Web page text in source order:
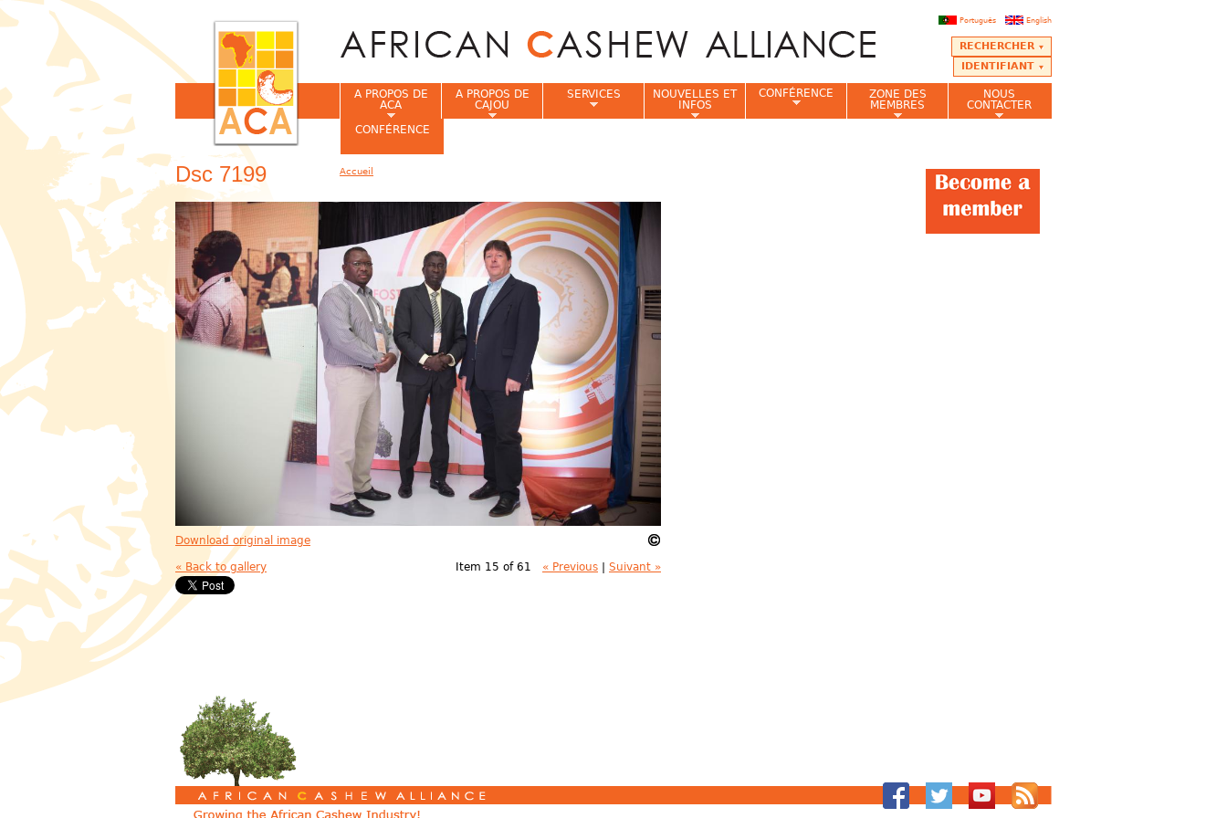
English
Português
RECHERCHER
IDENTIFIANT
Dsc 7199
Download original image
« Back to gallery Item 15 of 61 « Previous Suivant »
A PROPOS DE
ACA
A PROPOS DE
CAJOU
SERVICES
NOUVELLES ET
INFOS
CONFÉRENCE
ZONE DES
MEMBRES
NOUS
CONTACTER
CONFÉRENCE
Accueil